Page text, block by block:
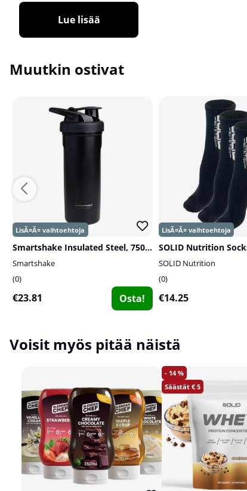
Lue lisää
Muutkin ostivat
Smartshake Insulated Steel, 750 ml
Smartshake
0
€23.81 Osta!
SOLID Nutrition
0
€14.25
Voisit myös pitää näistä
14
5